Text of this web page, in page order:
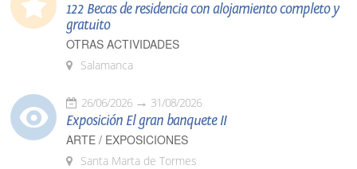
122 Becas de residencia con alojamiento completo y
gratuito
OTRAS ACTIVIDADES
Salamanca
26/06/2026 31/08/2026
Exposición El gran banquete II
ARTE / EXPOSICIONES
Santa Marta de Tormes